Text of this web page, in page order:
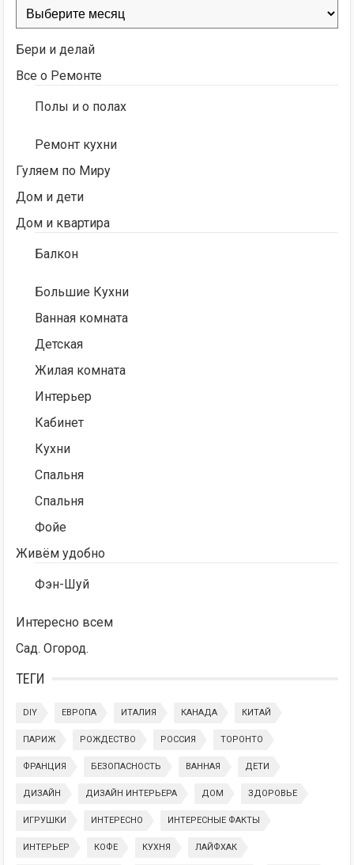
Архивы
Бери и делай
Все о Ремонте
Полы и о полах
Ремонт кухни
Гуляем по Миру
Дом и дети
Дом и квартира
Балкон
Большие Кухни
Ванная комната
Детская
Жилая комната
Интерьер
Кабинет
Кухни
Спальня
Спальня
Фойе
Живём удобно
Фэн-Шуй
Интересно всем
Сад. Огород.
ТЕГИ
DIY ЕВРОПА ИТАЛИЯ КАНАДА КИТАЙ
ПАРИЖ РОЖДЕСТВО РОССИЯ ТОРОНТО
ФРАНЦИЯ БЕЗОПАСНОСТЬ ВАННАЯ ДЕТИ
ДИЗАЙН ДИЗАЙН ИНТЕРЬЕРА ДОМ ЗДОРОВЬЕ
ИГРУШКИ ИНТЕРЕСНО ИНТЕРЕСНЫЕ ФАКТЫ
ИНТЕРЬЕР КОФЕ КУХНЯ ЛАЙФХАК